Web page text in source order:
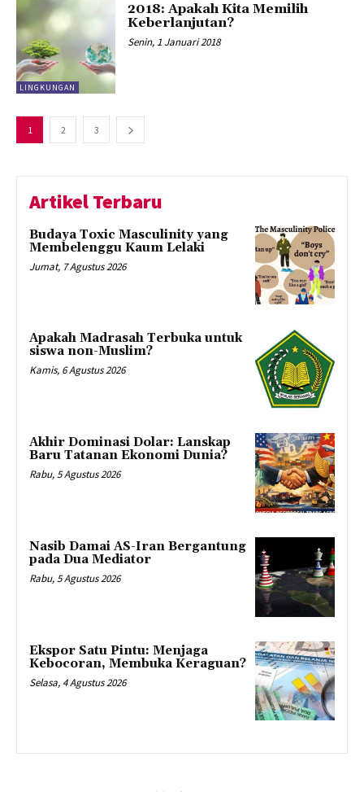
LINGKUNGAN
2018: Apakah Kita Memilih
Keberlanjutan?
Senin, 1 Januari 2018
1 2 3
Artikel Terbaru
Budaya Toxic Masculinity yang
Membelenggu Kaum Lelaki
Jumat, 7 Agustus 2026
Apakah Madrasah Terbuka untuk
siswa non-Muslim?
Kamis, 6 Agustus 2026
Akhir Dominasi Dolar: Lanskap
Baru Tatanan Ekonomi Dunia?
Rabu, 5 Agustus 2026
Nasib Damai AS-Iran Bergantung
pada Dua Mediator
Rabu, 5 Agustus 2026
Ekspor Satu Pintu: Menjaga
Kebocoran, Membuka Keraguan?
Selasa, 4 Agustus 2026